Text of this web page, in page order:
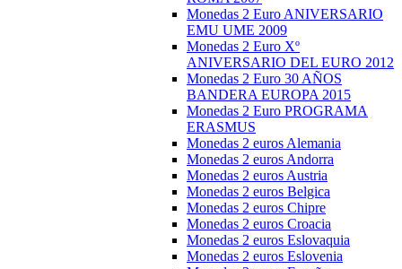
Monedas 2 Euro ANIVERSARIO
EMU UME 2009
Monedas 2 Euro Xº
ANIVERSARIO DEL EURO 2012
Monedas 2 Euro 30 AÑOS
BANDERA EUROPA 2015
Monedas 2 Euro PROGRAMA
ERASMUS
Monedas 2 euros Alemania
Monedas 2 euros Andorra
Monedas 2 euros Austria
Monedas 2 euros Belgica
Monedas 2 euros Chipre
Monedas 2 euros Croacia
Monedas 2 euros Eslovaquia
Monedas 2 euros Eslovenia